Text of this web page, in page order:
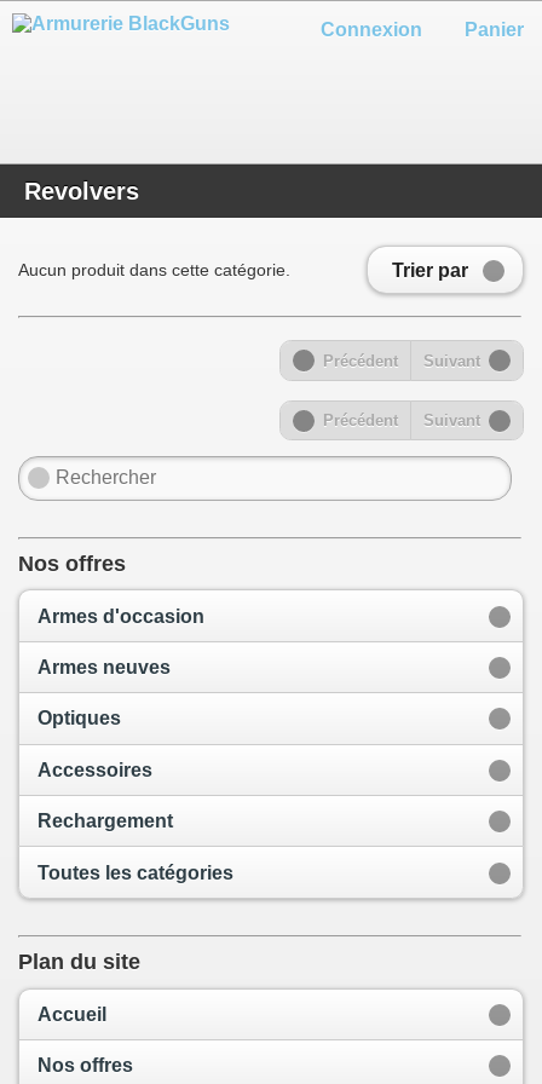
Panier
Connexion
Revolvers
Trier par
Aucun produit dans cette catégorie.
Précédent Suivant
Précédent Suivant
Nos offres
Armes d'occasion
Armes neuves
Optiques
Accessoires
Rechargement
Toutes les catégories
Plan du site
Accueil
Nos offres